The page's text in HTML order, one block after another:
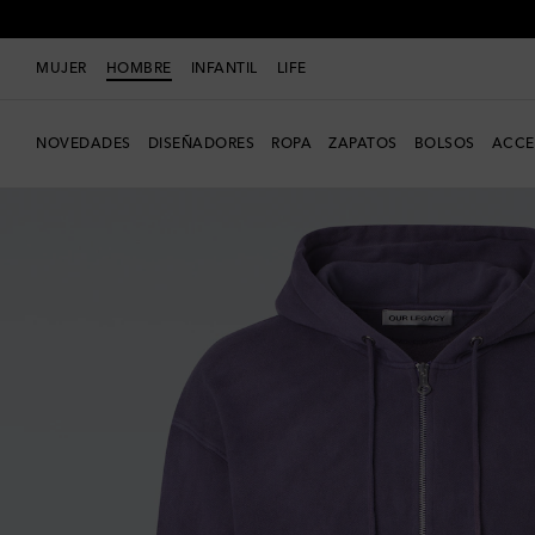
MUJER HOMBRE INFANTIL LIFE
NOVEDADES DISEÑADORES ROPA ZAPATOS BOLSOS